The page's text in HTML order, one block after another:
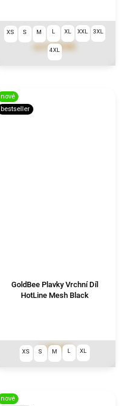
2 490 Kč
XS S M L XL XXL 3XL
4XL
nové
bestseller
GoldBee Plavky Vrchní Díl
HotLine Mesh Black
1 790 Kč
XS S M L XL
nové